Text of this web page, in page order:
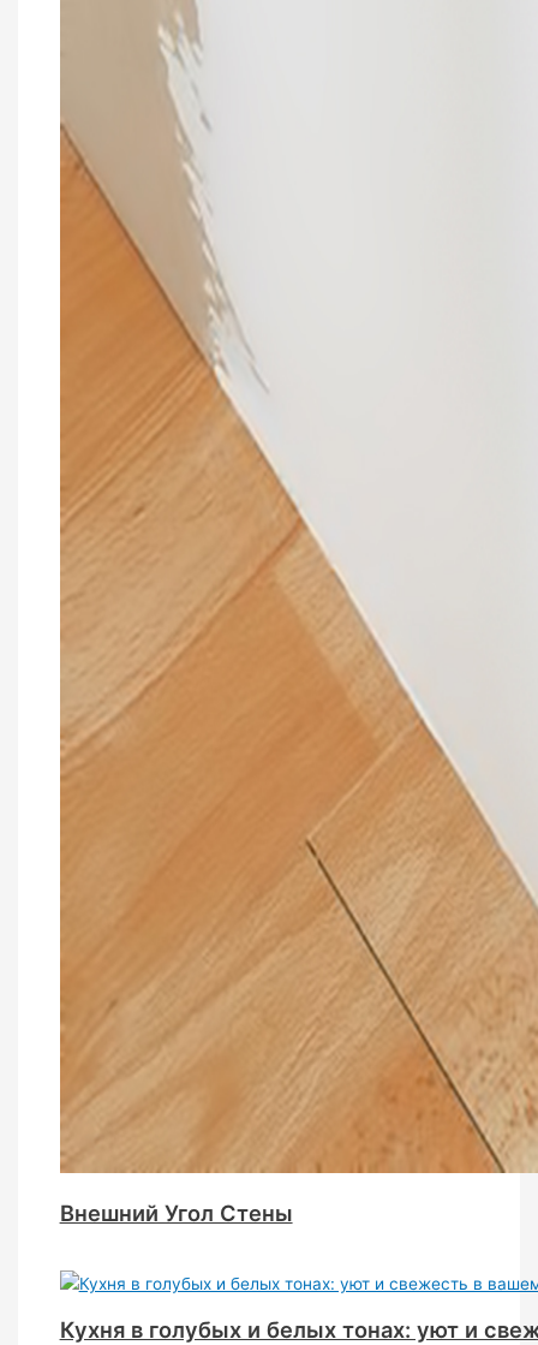
Внешний Угол Стены
Кухня в голубых и белых тонах: уют и